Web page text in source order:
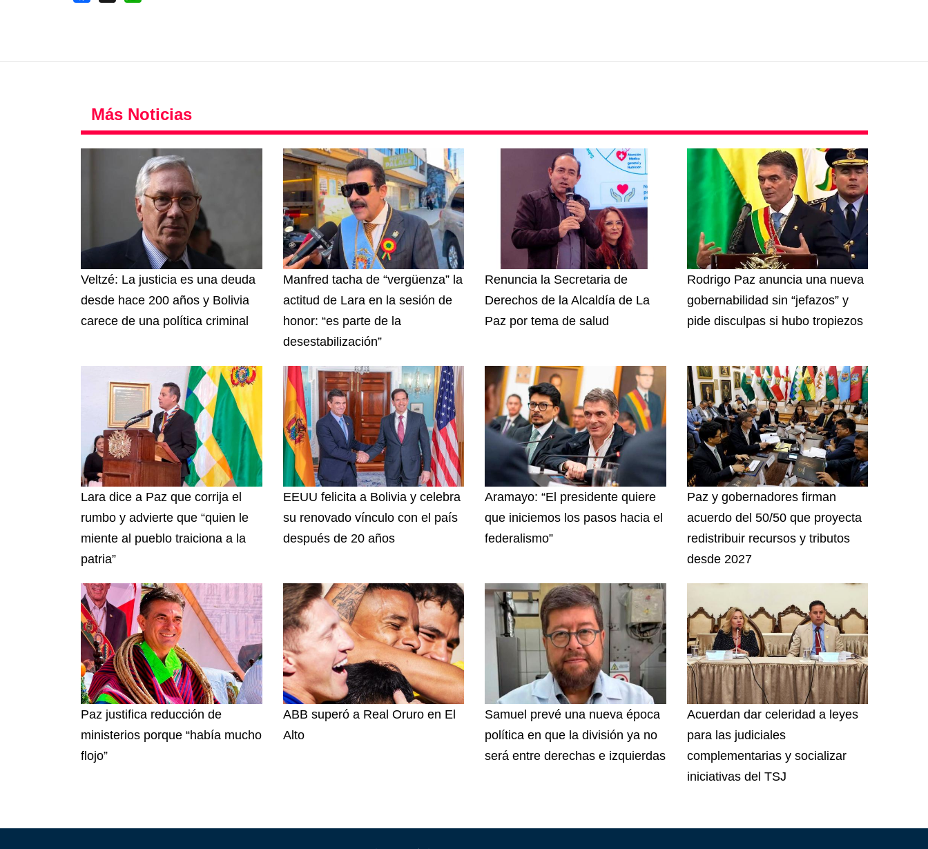
Más Noticias
Veltzé: La justicia es una deuda
desde hace 200 años y Bolivia
carece de una política criminal
Manfred tacha de “vergüenza” la
actitud de Lara en la sesión de
honor: “es parte de la
desestabilización”
Renuncia la Secretaria de
Derechos de la Alcaldía de La
Paz por tema de salud
Rodrigo Paz anuncia una nueva
gobernabilidad sin “jefazos” y
pide disculpas si hubo tropiezos
Lara dice a Paz que corrija el
rumbo y advierte que “quien le
miente al pueblo traiciona a la
patria”
EEUU felicita a Bolivia y celebra
su renovado vínculo con el país
después de 20 años
Aramayo: “El presidente quiere
que iniciemos los pasos hacia el
federalismo”
Paz y gobernadores firman
acuerdo del 50/50 que proyecta
redistribuir recursos y tributos
desde 2027
Paz justifica reducción de
ministerios porque “había mucho
flojo”
ABB superó a Real Oruro en El
Alto
Samuel prevé una nueva época
política en que la división ya no
será entre derechas e izquierdas
Acuerdan dar celeridad a leyes
para las judiciales
complementarias y socializar
iniciativas del TSJ